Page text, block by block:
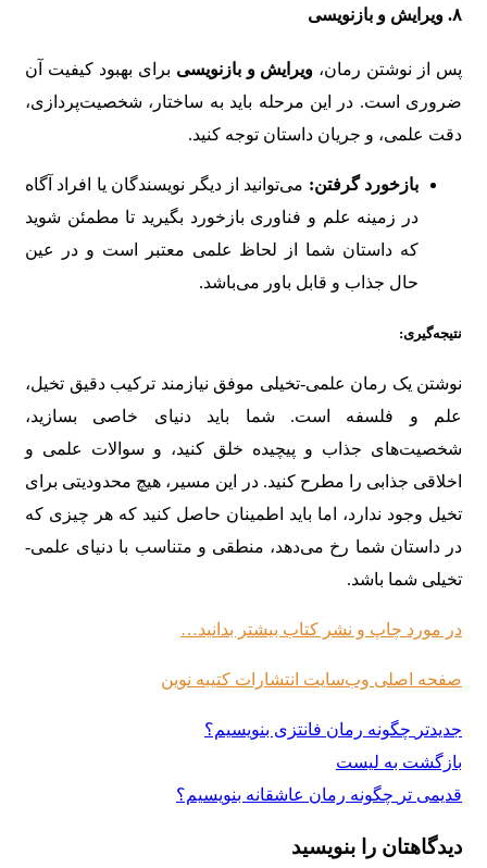
۸. ویرایش و بازنویسی
پس از نوشتن رمان، ویرایش و بازنویسی برای بهبود کیفیت آن
ضروری است. در این مرحله باید به ساختار، شخصیت‌پردازی،
دقت علمی، و جریان داستان توجه کنید.
بازخورد گرفتن: می‌توانید از دیگر نویسندگان یا افراد آگاه
در زمینه علم و فناوری بازخورد بگیرید تا مطمئن شوید
که داستان شما از لحاظ علمی معتبر است و در عین
حال جذاب و قابل باور می‌باشد.
نتیجه‌گیری:
نوشتن یک رمان علمی-تخیلی موفق نیازمند ترکیب دقیق تخیل،
علم و فلسفه است. شما باید دنیای خاصی بسازید،
شخصیت‌های جذاب و پیچیده خلق کنید، و سوالات علمی و
اخلاقی جذابی را مطرح کنید. در این مسیر، هیچ محدودیتی برای
تخیل وجود ندارد، اما باید اطمینان حاصل کنید که هر چیزی که
در داستان شما رخ می‌دهد، منطقی و متناسب با دنیای علمی-
تخیلی شما باشد.
در مورد چاپ و نشر کتاب بیشتر بدانید…
صفحه اصلی وب‌سایت انتشارات کتیبه نوین
جدیدتر چگونه رمان فانتزی بنویسیم؟
بازگشت به لیست
قدیمی تر چگونه رمان عاشقانه بنویسیم؟
دیدگاهتان را بنویسید